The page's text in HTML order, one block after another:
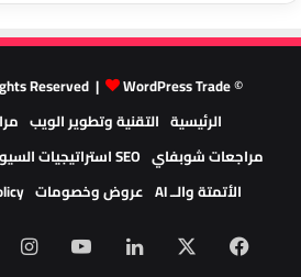
© Copyright 2026, All Rights Reserved |
WordPress Trade
الرئيسية التقنية وتطوير الويب
مراجعات شوبفاي SEO استراتيجيات السيو
الأتمتة والــ AI
عروض وخصومات
فيسبوك لينكدإن‫YouTube